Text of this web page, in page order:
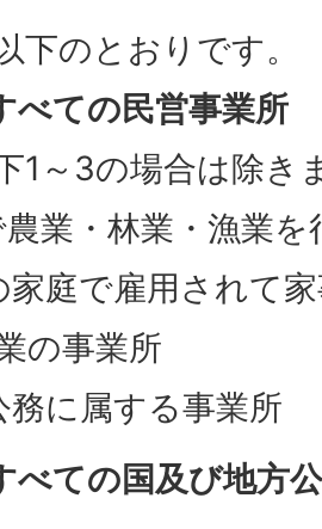
下のとおりです。
べての民営事業所
1～3の場合は除き
業・林業・漁業を
庭で雇用されて
の事業所
に属する事業所
べての国及び地方